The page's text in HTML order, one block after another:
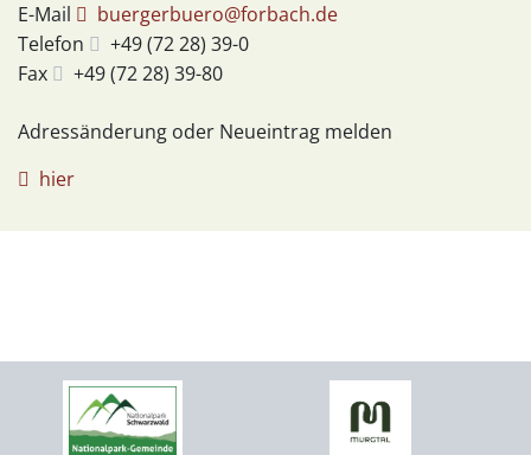
E-Mail
buergerbuero@forbach.de
Telefon
+49 (7228) 39-0
Fax
+49 (7228) 39-80
Adressänderung oder Neueintrag melden
hier